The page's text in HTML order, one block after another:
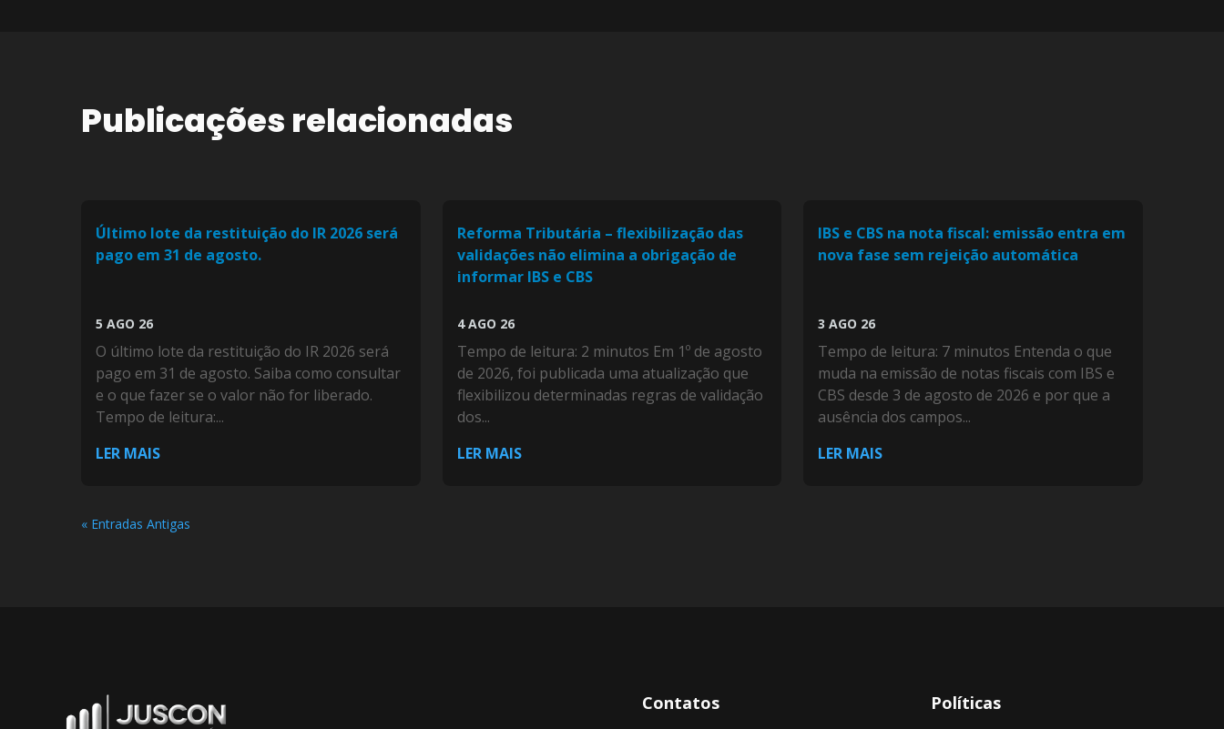
Publicações relacionadas
Último lote da restituição do IR 2026 será
pago em 31 de agosto.
5 AGO 26
O último lote da restituição do IR 2026 será
pago em 31 de agosto. Saiba como consultar
e o que fazer se o valor não for liberado.
Tempo de leitura:...
LER MAIS
Reforma Tributária – flexibilização das
validações não elimina a obrigação de
informar IBS e CBS
4 AGO 26
Tempo de leitura: 2 minutos Em 1º de agosto
de 2026, foi publicada uma atualização que
flexibilizou determinadas regras de validação
dos...
LER MAIS
IBS e CBS na nota fiscal: emissão entra em
nova fase sem rejeição automática
3 AGO 26
Tempo de leitura: 7 minutos Entenda o que
muda na emissão de notas fiscais com IBS e
CBS desde 3 de agosto de 2026 e por que a
ausência dos campos...
LER MAIS
« Entradas Antigas
Contatos Políticas